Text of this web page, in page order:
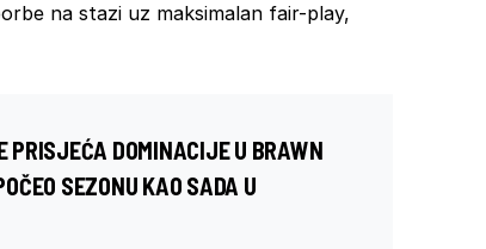
na stazi uz maksimalan fair-play,
PRISJEĆA DOMINACIJE U BRAWN
SEZONU KAO SADA U